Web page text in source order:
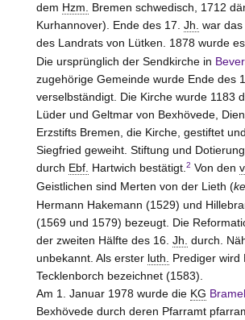
dem Hzm. Bremen schwedisch, 1712
Kurhannover). Ende des 17. Jh. war das
des Landrats von Lütken. 1878 wurde
Die ursprünglich der Sendkirche in
zugehörige Gemeinde wurde Ende des
verselbständigt. Die Kirche wurde 1183
Lüderund Geltmar von Bexhövede,
Erzstifts Bremen, die Kirche, gestiftet
Siegfried geweiht. Stiftung und
durch Ebf. Hartwich bestätigt.2 Von den
Geistlichen sind Merten von der Lieth (
Hermann Hakemann (1529) und
(1569 und 1579) bezeugt. Die
der zweiten Hälfte des 16. Jh. durch.
unbekannt. Als erster luth. Prediger wird
Tecklenborch bezeichnet (1583).
Am 1. Januar 1978 wurde die KG Bramel
Bexhövede durch deren Pfarramt